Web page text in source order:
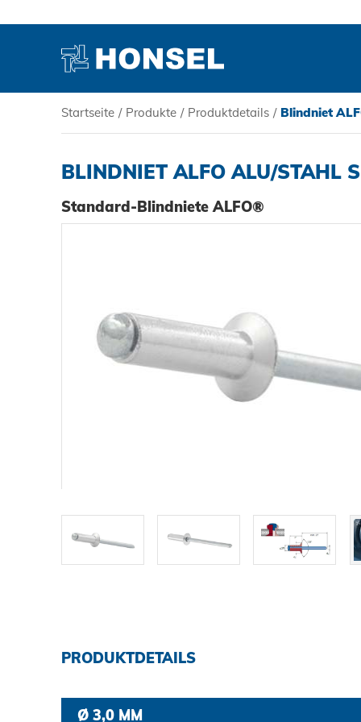
PRODUKTE
SERVICE
DOWNLOADS
Ansprechpartner
Impressum
Startseite / Produkte / Produktdetails / Blindniet
BLINDNIET ALFO ALU/STAHL
Standard-Blindniete ALFO®
PRODUKTDETAILS
Ø 3,0 MM